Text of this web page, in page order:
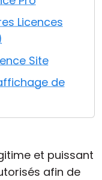
Licences
Site
de
et puissant
afin de